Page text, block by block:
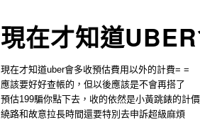
現在才知道
現在才知道uber會多收預估費用以外的計費= =
應該要好好查帳的，但以後應該是不會再搭了
預估199騙你點下去，收的依然是小黃跳錶的計價
繞路和故意拉長時間還要特別去申訴超級麻煩